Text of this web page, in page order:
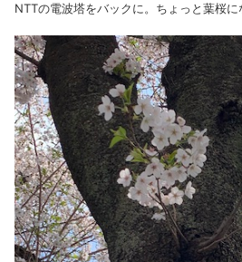
NTTの電波塔をバックに。ちょっと葉桜に